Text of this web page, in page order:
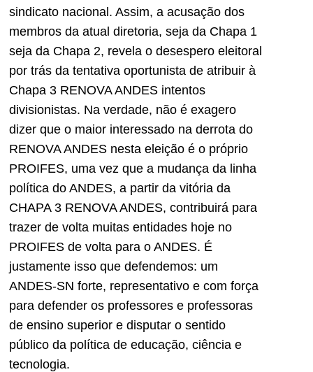
sindicato nacional. Assim, a acusação dos
membros da atual diretoria, seja da Chapa 1
seja da Chapa 2, revela o desespero eleitoral
por trás da tentativa oportunista de atribuir à
Chapa 3 RENOVA ANDES intentos
divisionistas. Na verdade, não é exagero
dizer que o maior interessado na derrota do
RENOVA ANDES nesta eleição é o próprio
PROIFES, uma vez que a mudança da linha
política do ANDES, a partir da vitória da
CHAPA 3 RENOVA ANDES, contribuirá para
trazer de volta muitas entidades hoje no
PROIFES de volta para o ANDES. É
justamente isso que defendemos: um
ANDES-SN forte, representativo e com força
para defender os professores e professoras
de ensino superior e disputar o sentido
público da política de educação, ciência e
tecnologia.